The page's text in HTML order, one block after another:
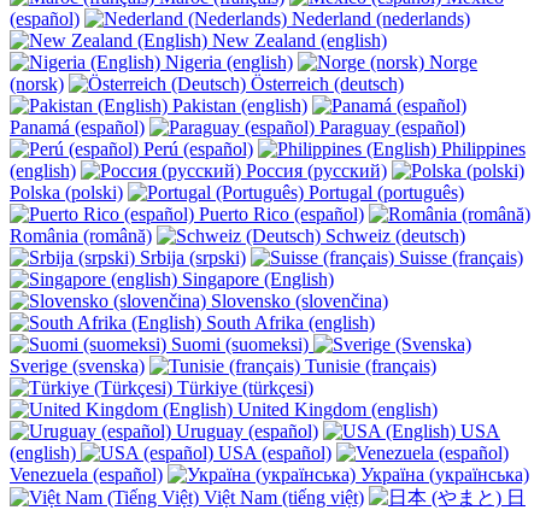
(español)
Nederland (nederlands)
New Zealand (english)
Nigeria (english)
Norge
(norsk)
Österreich (deutsch)
Pakistan (english)
Panamá (español)
Paraguay (español)
Perú (español)
Philippines
(english)
Россия (русский)
Polska (polski)
Portugal (português)
Puerto Rico (español)
România (română)
Schweiz (deutsch)
Srbija (srpski)
Suisse (français)
Singapore (English)
Slovensko (slovenčina)
South Afrika (english)
Suomi (suomeksi)
Sverige (svenska)
Tunisie (français)
Türkiye (türkçesi)
United Kingdom (english)
Uruguay (español)
USA
(english)
USA (español)
Venezuela (español)
Україна (українська)
Việt Nam (tiếng việt)
日